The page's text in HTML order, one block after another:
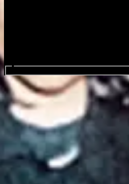
Witch Fever
Favourite
Events